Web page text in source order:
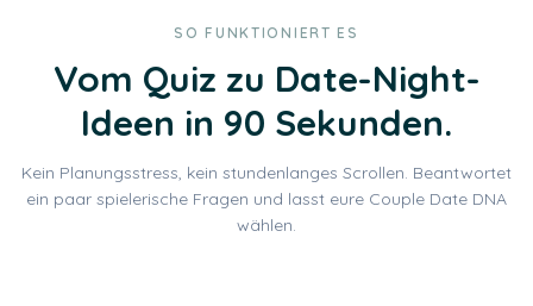
SO FUNKTIONIERT ES
Vom Quiz zu Date-Night-
Ideen in 90 Sekunden.
Kein Planungsstress, kein stundenlanges Scrollen. Beantwortet
ein paar spielerische Fragen und lasst eure Couple Date DNA
wählen.